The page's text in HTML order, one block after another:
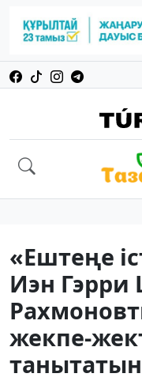
«Ештеңе
Иэн Гэрри
жекпе-